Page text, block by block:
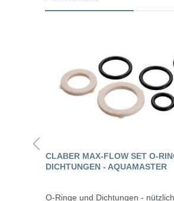
CLABER MAX-FLOW SET O-
DICHTUNGEN - AQUAMASTER
O-Ringe und Dichtungen -